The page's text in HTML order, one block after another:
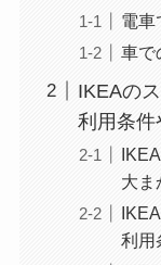
電車
車で
IKEAの
利用条件
大ま
利用